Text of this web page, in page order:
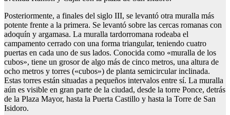
Posteriormente, a finales del siglo III, se levantó otra muralla más
potente frente a la primera. Se levantó sobre las cercas romanas con
adoquín y argamasa. La muralla tardorromana rodeaba el
campamento cerrado con una forma triangular, teniendo cuatro
puertas en cada uno de sus lados. Conocida como «muralla de los
cubos», tiene un grosor de algo más de cinco metros, una altura de
ocho metros y torres («cubos») de planta semicircular inclinada.
Estas torres están situadas a pequeños intervalos entre sí. La muralla
aún es visible en gran parte de la ciudad, desde la torre Ponce, detrás
de la Plaza Mayor, hasta la Puerta Castillo y hasta la Torre de San
Isidoro.